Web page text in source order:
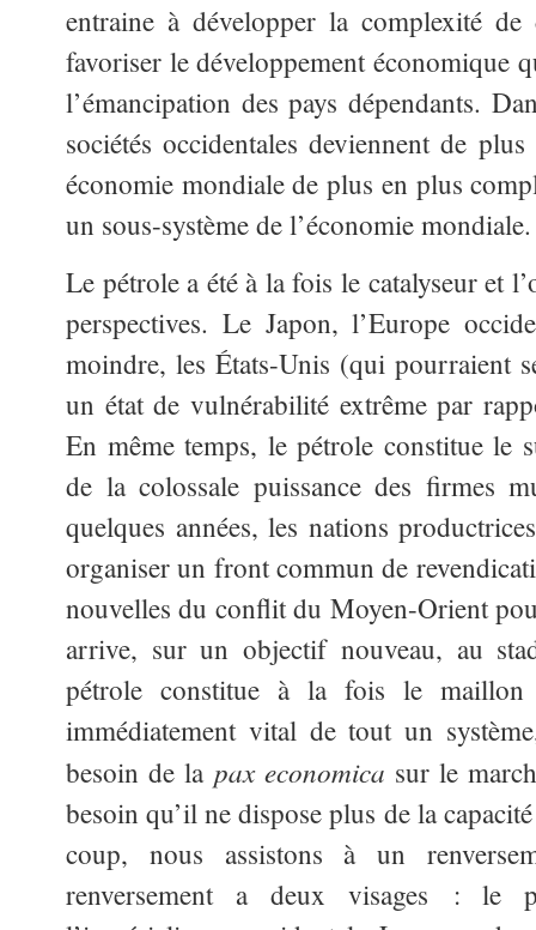
entraine à développer la complexité
favoriser le développement économique
l’émancipation des pays dépendants.
sociétés occidentales deviennent de
économie mondiale de plus en plus
un sous-système de l’économie mondiale.
Le pétrole a été à la fois le catalyseur et
perspectives. Le Japon, l’Europe
moindre, les États-Unis (qui pourraient
un état de vulnérabilité extrême par
En même temps, le pétrole constitue le
de la colossale puissance des firmes
quelques années, les nations
organiser un front commun de
nouvelles du conflit du Moyen-Orient
arrive, sur un objectif nouveau, au
pétrole constitue à la fois le
immédiatement vital de tout un
besoin de la pax economica sur le
besoin qu’il ne dispose plus de la
coup, nous assistons à un
renversement a deux visages : le